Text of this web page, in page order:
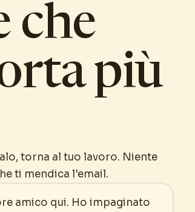
che
più
torna al tuo lavoro. Niente
ti mendica l'email.
amico qui. Ho impaginato